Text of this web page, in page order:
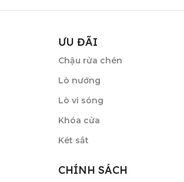
ƯU ĐÃI
Chậu rửa chén
Lò nướng
Lò vi sóng
Khóa cửa
Két sắt
CHÍNH SÁCH